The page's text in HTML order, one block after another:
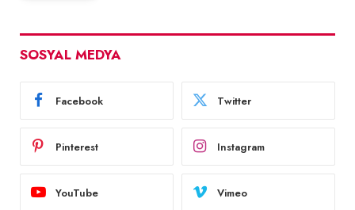
SOSYAL MEDYA
Facebook Twitter
Pinterest Instagram
YouTube Vimeo